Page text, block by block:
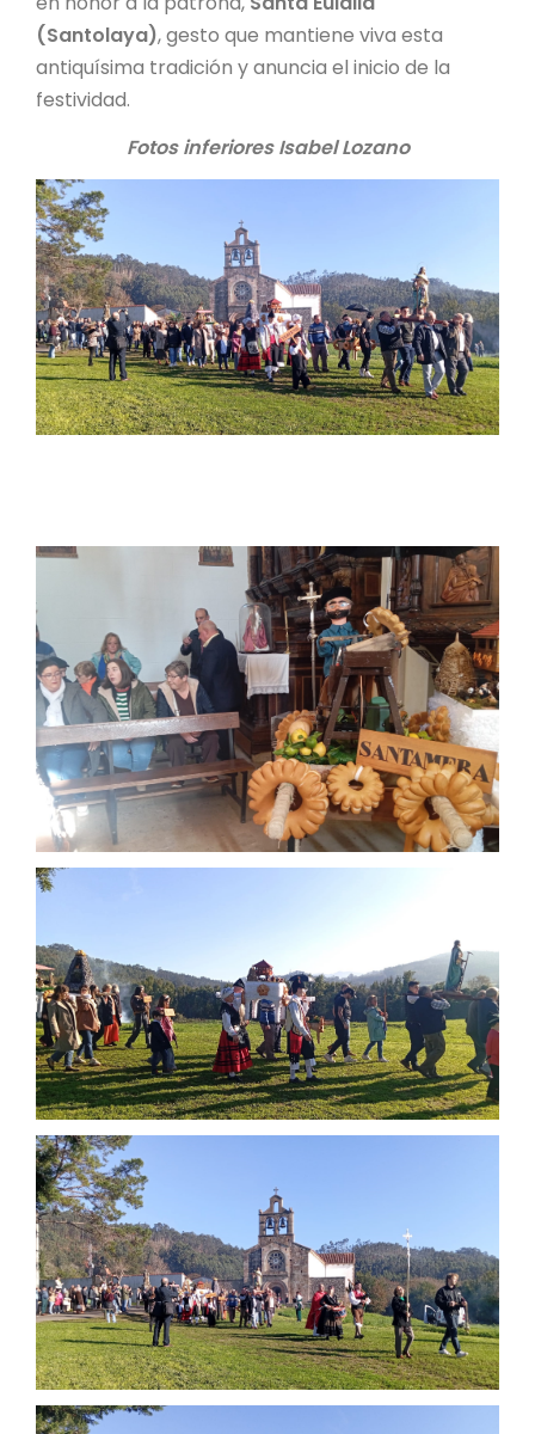
(Santolaya), gesto que mantiene viva esta
antiquísima tradición y anuncia el inicio de la
festividad.
Fotos inferiores Isabel Lozano